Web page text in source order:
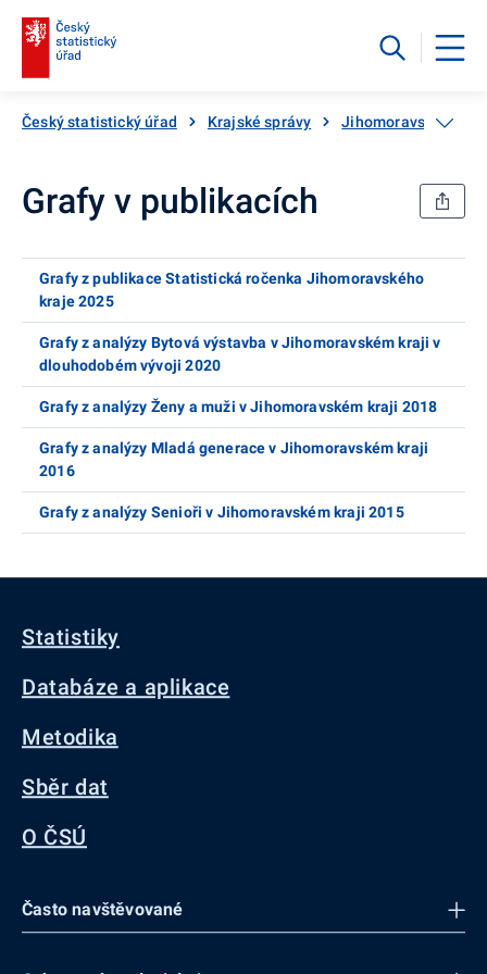
Český statistický úřad Krajské správy Jihomoravský kraj
Grafy v publikacích
Grafy z publikace Statistická ročenka Jihomoravského
kraje 2025
Grafy z analýzy Bytová výstavba v Jihomoravském kraji v
dlouhodobém vývoji 2020
Grafy z analýzy Ženy a muži v Jihomoravském kraji 2018
Grafy z analýzy Mladá generace v Jihomoravském kraji
2016
Grafy z analýzy Senioři v Jihomoravském kraji 2015
Statistiky
Databáze a aplikace
Metodika
Sběr dat
O ČSÚ
Často navštěvované